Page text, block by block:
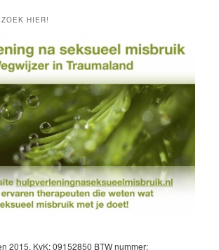
HIER!
2015, KvK: 09152850 BTW nummer: